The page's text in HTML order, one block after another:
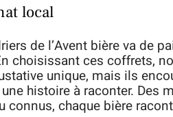
local
de l’Avent bière va de
choisissant ces coffrets,
unique, mais ils
histoire à raconter. Des
connus, chaque bière